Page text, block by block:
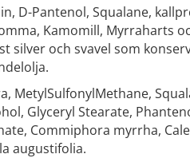
D-Pantenol, Squalane,
Kamomill, Myrraharts
silver och svavel som
MetylSulfonylMethane,
Glyceryl Stearate,
Commiphora myrrha,
augustifolia.